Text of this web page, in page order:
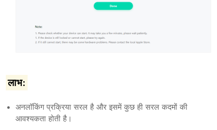
लाभ:
अनलॉकिंग प्रक्रिया सरल है और इसमें कुछ ही सरल कदमों की
आवश्यकता होती है।